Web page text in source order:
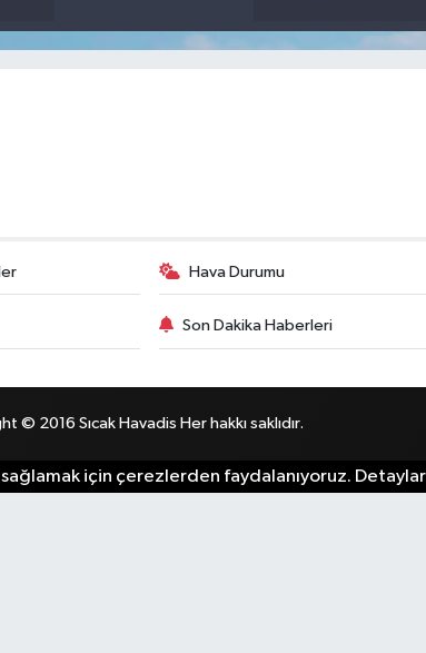
Hava Durumu
Son Dakika Haberleri
© 2016 Sıcak Havadis Her hakkı saklıdır.
için çerezlerden faydalanıyoruz. Detaylar